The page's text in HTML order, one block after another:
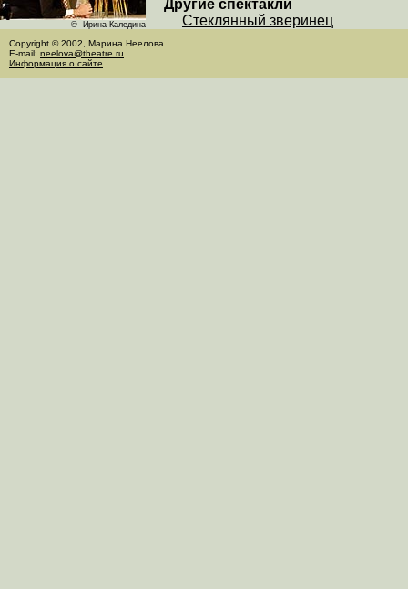
Другие спектакли
Стеклянный зверинец
© Ирина Каледина
Copyright © 2002, Марина Неелова
E-mail: neelova@theatre.ru
Информация о сайте